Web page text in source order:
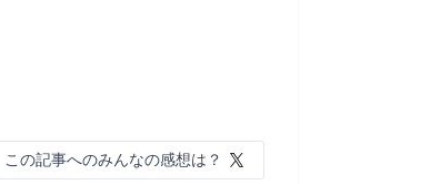
この記事へのみんなの感想は？